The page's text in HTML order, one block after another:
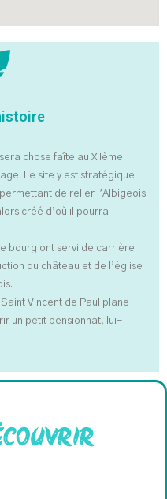
chose faîte au XIIème
Le site y est stratégique
de relier l’Albigeois
créé d’où il pourra
bourg ont servi de carrière
du château et de l’église
Vincent de Paul plane
un petit pensionnat, lui-